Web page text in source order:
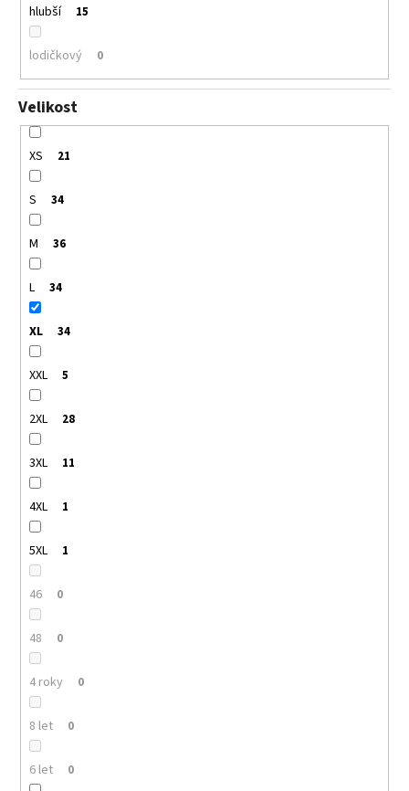
hlubší 15
lodičkový 0
Velikost
XS 21
S 34
M 36
L 34
XL 34
XXL 5
2XL 28
3XL 11
4XL 1
5XL 1
46 0
48 0
4 roky 0
8 let 0
6 let 0